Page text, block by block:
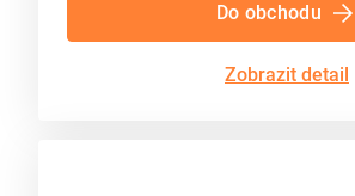
Do obchodu
Zobrazit detail